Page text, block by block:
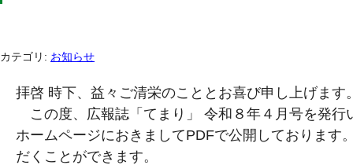
カテゴリ: お知らせ
拝啓 時下、益々ご清栄のこととお喜び申し上げます
この度、広報誌「てまり」 令和８年４月号を発行
ホームページにおきましてPDFで公開しております
だくことができます。